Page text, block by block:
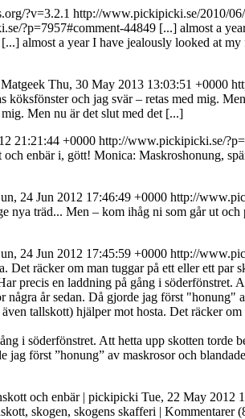
?v=3.2.1 http://www.pickipicki.se/2010/
?p=7957#comment-44849 [...] almost a
[...] almost a year I have jealously looked at
Thu, 30 May 2013 13:03:51 +0000
köksfönster och jag svär – retas med mig.
Men nu är det slut med det [...]
21:21:44 +0000 http://www.pickipicki.se/
och enbär i, gött! Monica: Maskroshonung,
24 Jun 2012 17:46:49 +0000 http://
nya träd... Men – kom ihåg ni som går ut
24 Jun 2012 17:45:59 +0000 http://
Det räcker om man tuggar på ett eller ett par
precis en laddning på gång i söderfönstret.
år sedan. Då gjorde jag först "honung"
tallskott) hjälper mot hosta. Det räcker
i söderfönstret. Att hetta upp skotten torde
först ”honung” av maskrosor och
och enbär | pickipicki Tue, 22 May 2012
skogen, skogens skafferi | Kommentarer